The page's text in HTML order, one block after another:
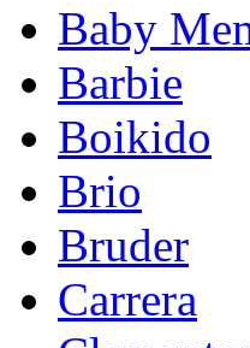
Baby
Barbie
Boikido
Brio
Bruder
Carrera